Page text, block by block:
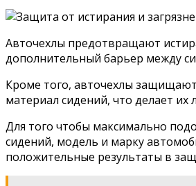
Авточехлы предотвращают
дополнительный барьер между
Кроме того, авточехлы
материал сидений, что делает их
Для того чтобы максимально
сидений, модель и марку
положительные результаты в